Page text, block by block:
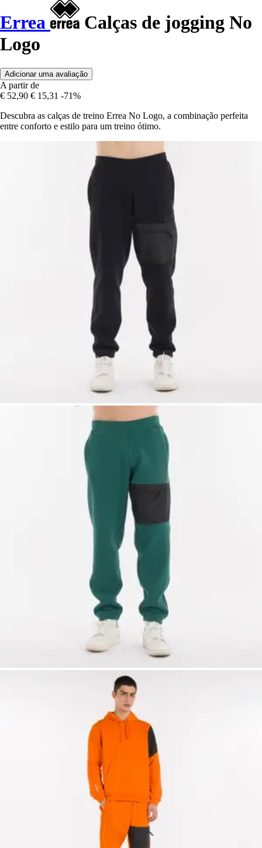
Errea
Calças de jogging No
Logo
Adicionar uma avaliação
A partir de
€ 52,90 € 15,31 -71%
Descubra as calças de treino Errea No Logo, a combinação perfeita
entre conforto e estilo para um treino ótimo.